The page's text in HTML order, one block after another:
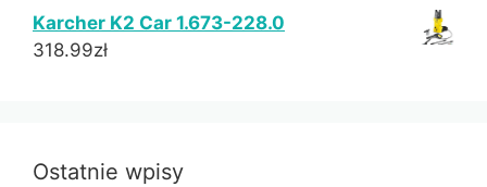
Karcher K2 Car 1.673-228.0
318.99zł
Ostatnie wpisy